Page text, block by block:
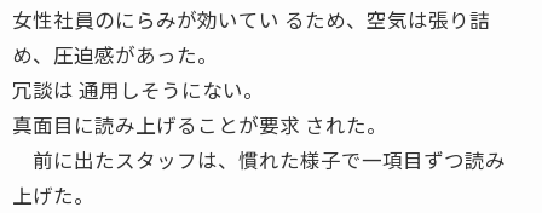
女性社員のにらみが効いてい るため、空気は張り詰
め、圧迫感があった。
冗談は 通用しそうにない。
真面目に読み上げることが要求 された。
前に出たスタッフは、慣れた様子で一項目ずつ読み
上げた。